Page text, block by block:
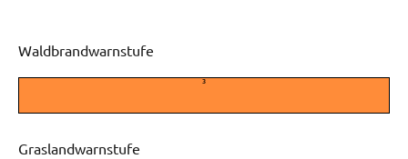
Waldbrandwarnstufe
3
Graslandwarnstufe